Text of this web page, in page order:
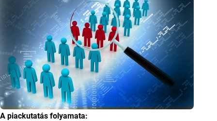
A piackutatás folyamata: